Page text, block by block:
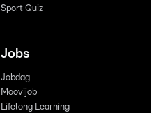
Sport Quiz
Jobs
Jobdag
Moovijob
Lifelong Learning